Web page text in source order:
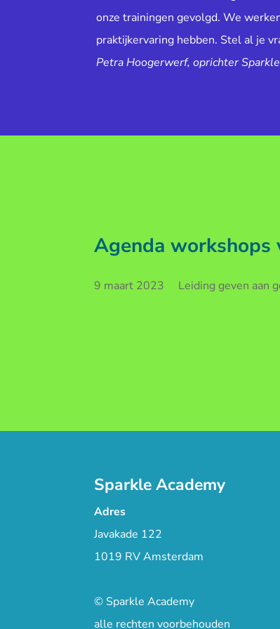
onze trainingen gevolgd. We
praktijkervaring hebben. Stel al je
Petra Hoogerwerf, oprichter
Agenda workshops
9 maart 2023 Leiding geven aan
Sparkle Academy
Adres
Javakade 122
1019 RV Amsterdam
© Sparkle Academy
alle rechten voorbehouden